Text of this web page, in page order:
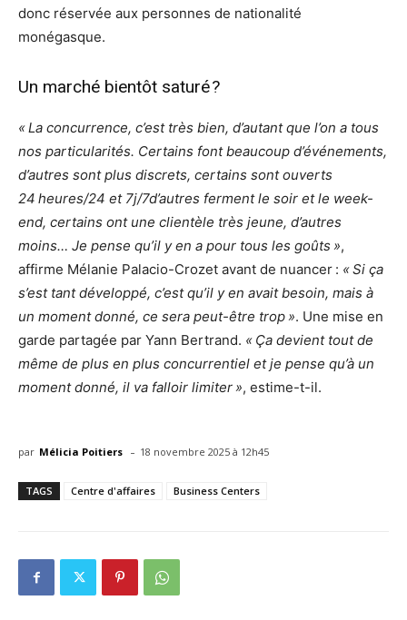
donc réservée aux personnes de nationalité
monégasque.
Un marché bientôt saturé ?
« La concurrence, c’est très bien, d’autant que l’on a tous
nos particularités. Certains font beaucoup d’événements,
d’autres sont plus discrets, certains sont ouverts
24 heures/24 et 7j/7d’autres ferment le soir et le week-
end, certains ont une clientèle très jeune, d’autres
moins… Je pense qu’il y en a pour tous les goûts »,
affirme Mélanie Palacio-Crozet avant de nuancer : « Si ça
s’est tant développé, c’est qu’il y en avait besoin, mais à
un moment donné, ce sera peut-être trop ». Une mise en
garde partagée par Yann Bertrand. « Ça devient tout de
même de plus en plus concurrentiel et je pense qu’à un
moment donné, il va falloir limiter », estime-t-il.
par Mélicia Poitiers - 18 novembre 2025 à 12h45
TAGS Centre d'affaires Business Centers